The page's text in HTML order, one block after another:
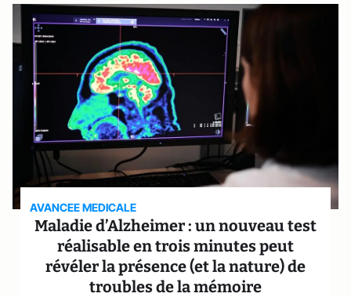
AVANCEE MEDICALE
Maladie d’Alzheimer : un nouveau test
réalisable en trois minutes peut
révéler la présence (et la nature) de
troubles de la mémoire